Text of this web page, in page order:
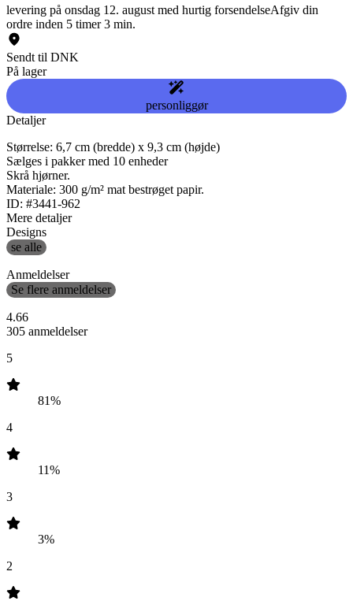
levering på onsdag 12. august med hurtig forsendelseAfgiv din
ordre inden 5 timer 3 min.
Sendt til DNK
På lager
personliggør
Detaljer
Størrelse: 6,7 cm (bredde) x 9,3 cm (højde)
Sælges i pakker med 10 enheder
Skrå hjørner.
Materiale: 300 g/m² mat bestrøget papir.
ID: #3441-962
Mere detaljer
Designs
se alle
Anmeldelser
Se flere anmeldelser
4.66
305 anmeldelser
5
81%
4
11%
3
3%
2